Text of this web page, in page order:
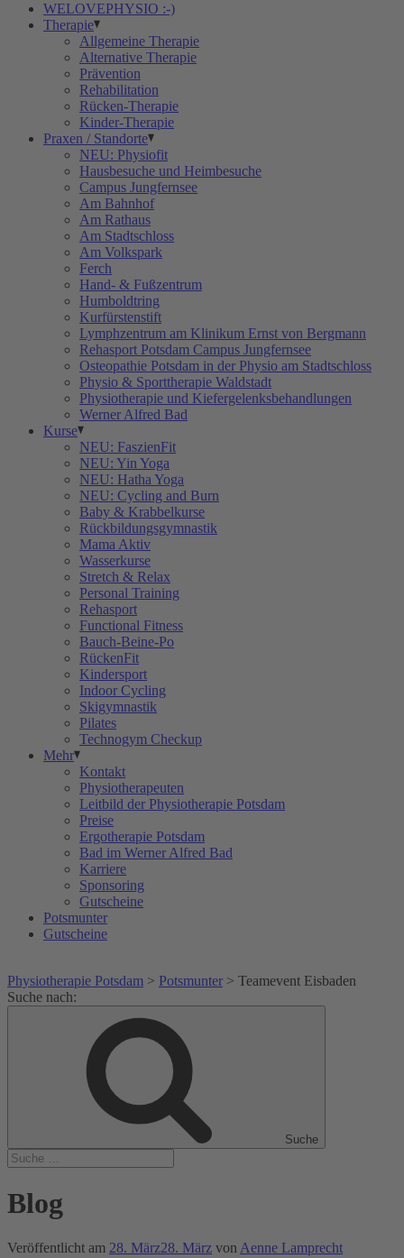
WELOVEPHYSIO :-)
Therapie
Allgemeine Therapie
Alternative Therapie
Prävention
Rehabilitation
Rücken-Therapie
Kinder-Therapie
Praxen / Standorte
NEU: Physiofit
Hausbesuche und Heimbesuche
Campus Jungfernsee
Am Bahnhof
Am Rathaus
Am Stadtschloss
Am Volkspark
Ferch
Hand- & Fußzentrum
Humboldtring
Kurfürstenstift
Lymphzentrum am Klinikum Ernst von Bergmann
Rehasport Potsdam Campus Jungfernsee
Osteopathie Potsdam in der Physio am Stadtschloss
Physio & Sporttherapie Waldstadt
Physiotherapie und Kiefergelenksbehandlungen
Werner Alfred Bad
Kurse
NEU: FaszienFit
NEU: Yin Yoga
NEU: Hatha Yoga
NEU: Cycling and Burn
Baby & Krabbelkurse
Rückbildungsgymnastik
Mama Aktiv
Wasserkurse
Stretch & Relax
Personal Training
Rehasport
Functional Fitness
Bauch-Beine-Po
RückenFit
Kindersport
Indoor Cycling
Skigymnastik
Pilates
Technogym Checkup
Mehr
Kontakt
Physiotherapeuten
Leitbild der Physiotherapie Potsdam
Preise
Ergotherapie Potsdam
Bad im Werner Alfred Bad
Karriere
Sponsoring
Gutscheine
Potsmunter
Gutscheine
Physiotherapie Potsdam > Potsmunter > Teamevent Eisbaden
Suche nach:
Suche
Blog
Veröffentlicht am 28. März28. März von Aenne Lamprecht